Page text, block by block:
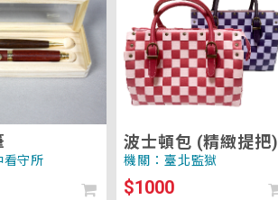
看守所
(精
緻
提
把)
波士頓包 (精緻提把)
機關：臺北監獄
$1000